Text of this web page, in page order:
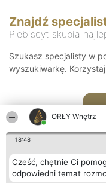
ORŁY Wnętrz
18:48
Cześć, chętnie Ci
odpowiedni temat
Znajdź
Plebiscyt skupia
Szukasz specjalisty w
wyszukiwarkę.